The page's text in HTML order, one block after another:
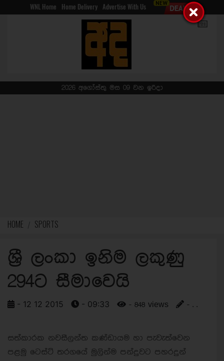
WNL Home Home Delivery Advertise With Us
2026 අගෝස්තු මස 09 වන ඉරිදා
HOME SPORTS
ශ්‍රී ලංකා ඉනිම ලකුණු
294ට සීමාවෙයි
- 12 12 2015 - 09:33 - 848 views - . .
සත්කාරක නවසීලන්ත කණ්ඩායම හා පැවැත්වෙන
පළමු ටෙස්ට් තරගයේ මුලින්ම පන්දුවට පහරදුන්